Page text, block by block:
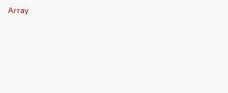
Array